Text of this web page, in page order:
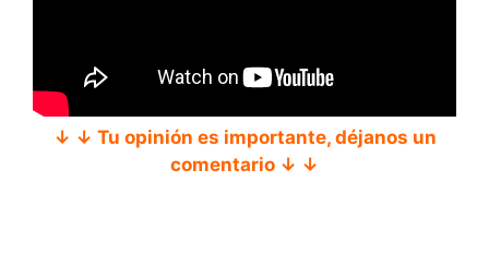
↓ ↓ Tu opinión es importante, déjanos un
comentario ↓ ↓